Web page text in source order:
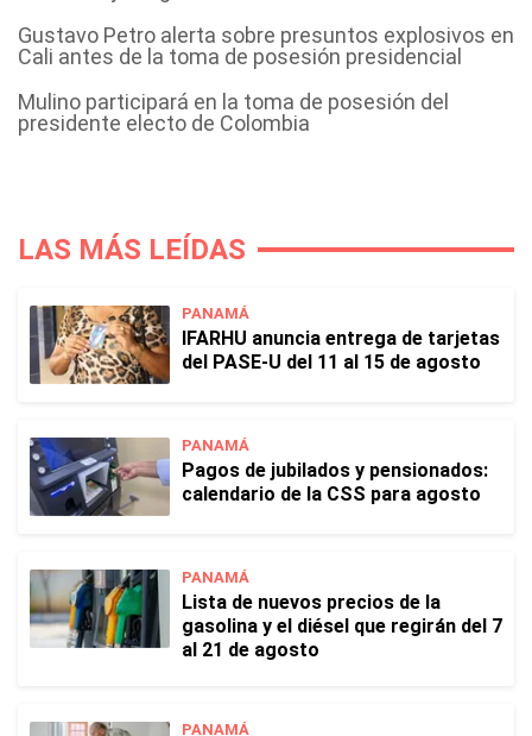
Gustavo Petro alerta sobre presuntos explosivos en
Cali antes de la toma de posesión presidencial
Mulino participará en la toma de posesión del
presidente electo de Colombia
LAS MÁS LEÍDAS
PANAMÁ
IFARHU anuncia entrega de tarjetas
del PASE-U del 11 al 15 de agosto
PANAMÁ
Pagos de jubilados y pensionados:
calendario de la CSS para agosto
PANAMÁ
Lista de nuevos precios de la
gasolina y el diésel que regirán del 7
al 21 de agosto
PANAMÁ